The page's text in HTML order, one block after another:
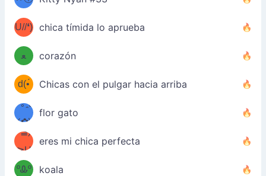
ﾐ)✧
(✿❛//
U//❛)
b
chica tímida lo aprueba
♡(ﾐ
ᵕ̣̣̣̣̣̣
ﻌ
ᵕ̣̣̣̣̣̣
ﾐ)ﾉ
corazón
(❁
⌒ں
⌒)b
d(•́
ں
•̀๑✿
Chicas con el pulgar hacia arriba
/ᐠ｡ꞈ｡
ᐟ✿\
flor gato
(✿≧
³≦)
≧U
≦✿)
eres mi chica perfecta
₍ᐢ｡
ºᎲº
koala